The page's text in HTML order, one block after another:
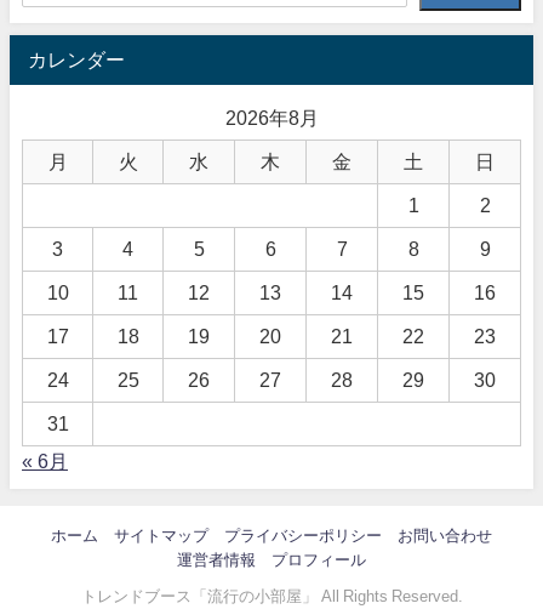
カレンダー
2026年8月
月 火 水 木 金 土 日
1 2
3 4 5 6 7 8 9
10 11 12 13 14 15 16
17 18 19 20 21 22 23
24 25 26 27 28 29 30
31
« 6月
ホーム サイトマップ プライバシーポリシー
お問い合わせ
運営者情報
プロフィール
トレンドブース「流行の小部屋」 All Rights Reserved.